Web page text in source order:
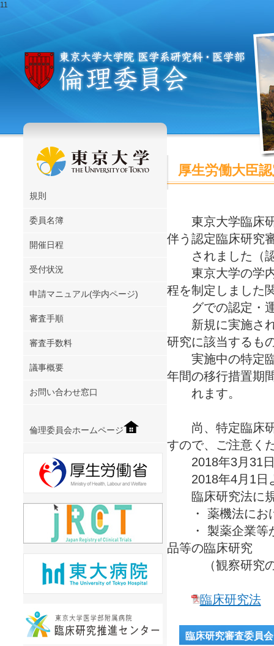
11
規則
委員名簿
開催日程
受付状況
申請マニュアル(学内ページ)
審査手順
審査手数料
議事概要
お問い合わせ窓口
倫理委員会ホームページ
厚生労働大臣
東京大学臨床研
伴う認定臨床研究
されました（認
東京大学の学内
程を制定しました
グでの認定・運
新規に実施され
研究に該当するも
実施中の特定臨
年間の移行措置期
れます。
尚、特定臨床研
すので、ご注意く
2018年3月31日
2018年4月1日
臨床研究法に規
・ 薬機法におけ
・ 製薬企業等か
品等の臨床研究
（観察研究の
臨床研究法
臨床研究審査委員会